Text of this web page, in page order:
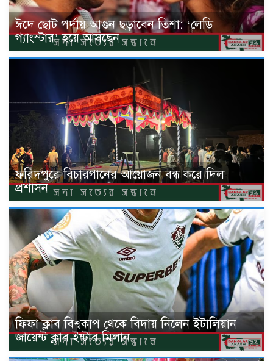
ঈদে ছোট পর্দায় আগুন ছড়াবেন তিশা: ‘লেডি
গ্যাংস্টার’ হয়ে আসছেন
ফরিদপুরে বিচারগানের আয়োজন বন্ধ করে দিল
প্রশাসন
ফিফা ক্লাব বিশ্বকাপ থেকে বিদায় নিলেন ইটালিয়ান
জায়েন্ট ক্লাব ইন্টার মিলান